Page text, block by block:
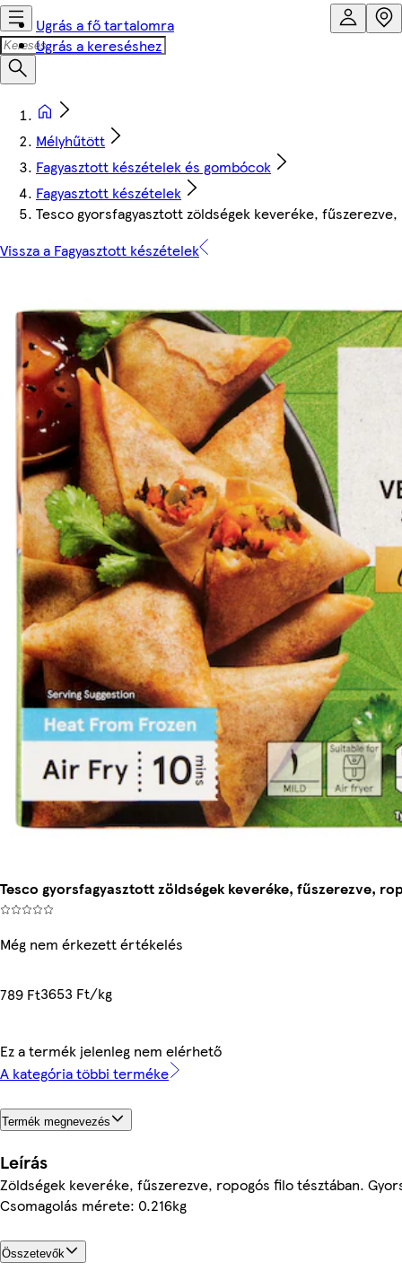
Ugrás a fő tartalomra
Ugrás a kereséshez
Mélyhűtött
Fagyasztott készételek és gombócok
Fagyasztott készételek
Tesco gyorsfagyasztott zöldségek keveréke,
Vissza a Fagyasztott készételek
Tesco gyorsfagyasztott zöldségek keveréke, fűszerezve,
Még nem érkezett értékelés
789 Ft3653 Ft/kg
Ez a termék jelenleg nem elérhető
A kategória többi terméke
Termék megnevezés
Leírás
Zöldségek keveréke, fűszerezve, ropogós filo tésztában.
Csomagolás mérete: 0.216kg
Összetevők